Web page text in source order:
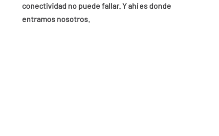
conectividad no puede fallar. Y ahí es donde
entramos nosotros.